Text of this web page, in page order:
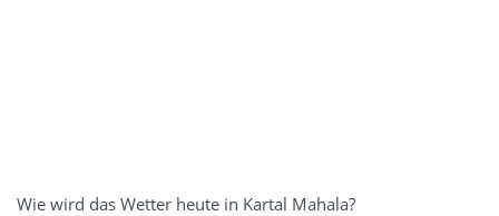
Wie wird das Wetter heute in Kartal Mahala?